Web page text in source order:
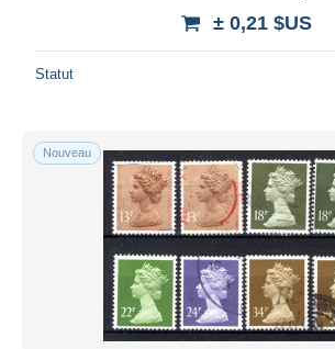
± 0,21 $US
Statut
Nouveau